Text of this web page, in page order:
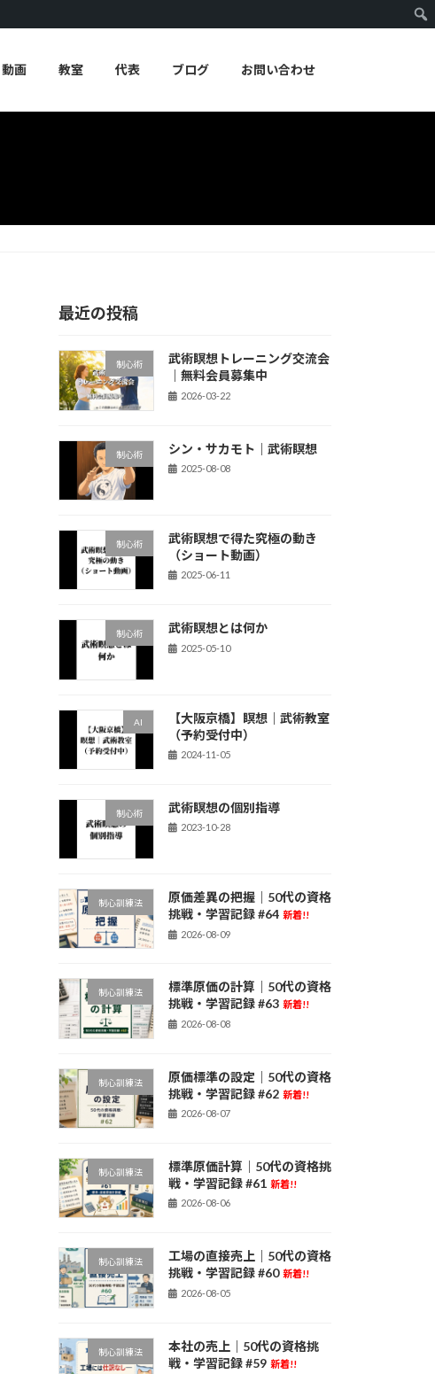
動画 教室 代表 ブログ お問い合わせ
最近の投稿
制心術
武術瞑想トレーニング交流会
｜無料会員募集中
2026-03-22
制心術 シン・サカモト｜武術瞑想
2025-08-08
制心術
武術瞑想で得た究極の動き
（ショート動画）
2025-06-11
制心術 武術瞑想とは何か
2025-05-10
AI
【大阪京橋】瞑想｜武術教室
（予約受付中）
2024-11-05
制心術 武術瞑想の個別指導
2023-10-28
制心訓練法
原価差異の把握｜50代の資格
挑戦・学習記録 #64 新着!!
2026-08-09
制心訓練法
標準原価の計算｜50代の資格
挑戦・学習記録 #63 新着!!
2026-08-08
制心訓練法
原価標準の設定｜50代の資格
挑戦・学習記録 #62 新着!!
2026-08-07
制心訓練法
標準原価計算｜50代の資格挑
戦・学習記録 #61 新着!!
2026-08-06
制心訓練法
工場の直接売上｜50代の資格
挑戦・学習記録 #60 新着!!
2026-08-05
制心訓練法
本社の売上｜50代の資格挑
戦・学習記録 #59 新着!!